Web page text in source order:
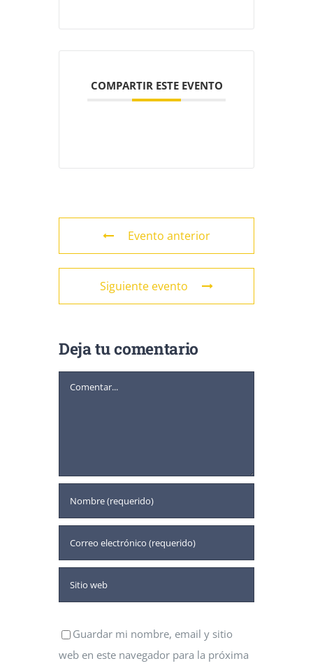
COMPARTIR ESTE EVENTO
Evento anterior
Siguiente evento
Deja tu comentario
Comentar
Guardar mi nombre, email y sitio
web en este navegador para la próxima